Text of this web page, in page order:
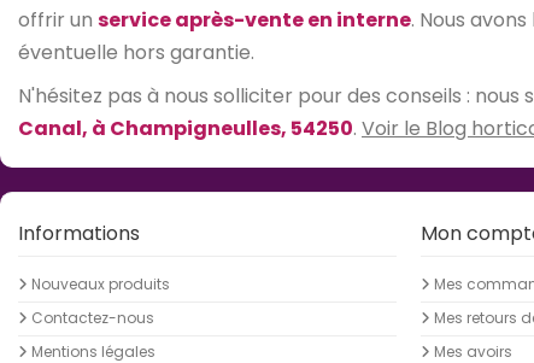
offrir un service après-vente en interne. Nous
éventuelle hors garantie.
N'hésitez pas à nous solliciter pour des conseils :
Canal, à Champigneulles, 54250. Voir le Blog
Informations
Nouveaux produits
Contactez-nous
Mentions légales
Mon
Mes
Mes retours
Mes avoirs